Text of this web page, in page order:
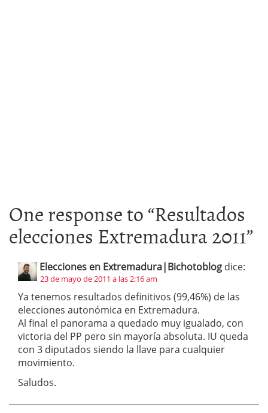
One response to “Resultados
elecciones Extremadura 2011”
Elecciones en Extremadura|Bichotoblog dice:
23 de mayo de 2011 a las 2:16 am
Ya tenemos resultados definitivos (99,46%) de las
elecciones autonómica en Extremadura.
Al final el panorama a quedado muy igualado, con
victoria del PP pero sin mayoría absoluta. IU queda
con 3 diputados siendo la llave para cualquier
movimiento.
Saludos.